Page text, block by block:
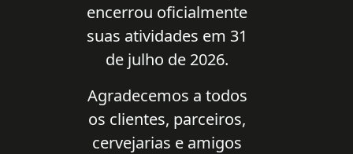
encerrou oficialmente
suas atividades em 31
de julho de 2026.
Agradecemos a todos
os clientes, parceiros,
cervejarias e amigos